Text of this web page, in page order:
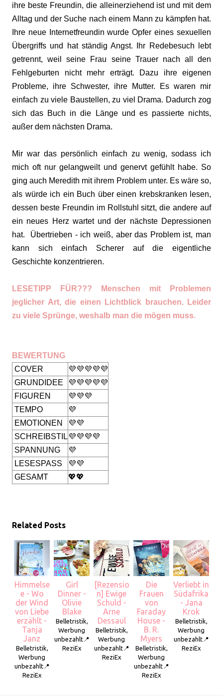
ihre beste Freundin, die alleinerziehend ist und mit dem
Alltag und der Suche nach einem Mann zu kämpfen hat.
Ihre neue Internetfreundin wurde Opfer eines sexuellen
Übergriffs und hat ständig Angst. Ihr Redebesuch lebt
getrennt, weil seine Frau seine Trauer nach all den
Fehlgeburten nicht mehr erträgt. Dazu ihre eigenen
Probleme, ihre Schwester, ihre Mutter. Es waren mir
einfach zu viele Baustellen, zu viel Drama. Dadurch zog
sich das Buch in die Länge und es passierte nichts,
außer dem nächsten Drama.
Mir war das persönlich einfach zu wenig, sodass ich
mich oft nur gelangweilt und genervt gefühlt habe. So
ging auch Meredith mit ihrem Problem unter. Es wäre so,
als würde ich ein Buch über einen krebskranken lesen,
dessen beste Freundin im Rollstuhl sitzt, die andere auf
ein neues Herz wartet und der nächste Depressionen
hat. Übertrieben - ich weiß, aber das Problem ist, man
kann sich einfach Scherer auf die eigentliche
Geschichte konzentrieren.
LESETIPP FÜR??? Menschen mit Problemen
jeglicher Art, die einen Lichtblick brauchen. Leider
zu viele Sprünge, weshalb man die mögen muss.
BEWERTUNG
COVER
💜💜💜💜💜
GRUNDIDEE
💜💜💜💜💜
FIGUREN
💜💜💜
TEMPO
💜
EMOTIONEN
💜💜
SCHREIBSTIL 💜💜💜💜
SPANNUNG
💜
LESESPASS
💜💜
GESAMT
💖💖
Related Posts
Himmelse
e - Wo
der Wind
von Liebe
erzählt -
Tanja
Janz
Belletristik,
Werbung
unbezahlt📍
ReziEx
Girl
Dinner -
Olivie
Blake
Belletristik,
Werbung
unbezahlt📍
ReziEx
[Rezensio
n] Ewige
Schuld -
Arne
Dessaul
Belletristik,
Werbung
unbezahlt📍
ReziEx
Die
Frauen
von
Faraday
House -
B. R.
Myers
Belletristik,
Werbung
unbezahlt📍
ReziEx
Verliebt in
Südafrika
- Jana
Krok
Belletristik,
Werbung
unbezahlt📍
ReziEx